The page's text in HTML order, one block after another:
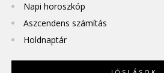
Napi horoszkóp
Aszcendens számítás
Holdnaptár